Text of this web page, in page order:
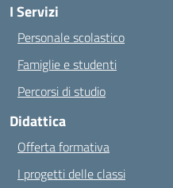
I Servizi
Personale scolastico
Famiglie e studenti
Percorsi di studio
Didattica
Offerta formativa
I progetti delle classi